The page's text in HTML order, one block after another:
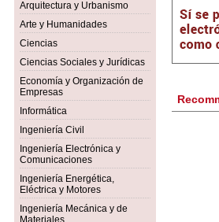
Arquitectura y Urbanismo
Arte y Humanidades
Ciencias
Ciencias Sociales y Jurídicas
Economía y Organización de
Empresas
Informática
Ingeniería Civil
Ingeniería Electrónica y
Comunicaciones
Ingeniería Energética,
Eléctrica y Motores
Ingeniería Mecánica y de
Materiales